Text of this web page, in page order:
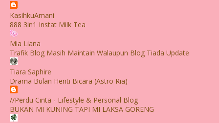
KasihkuAmani
888 3in1 Instat Milk Tea
Mia Liana
Trafik Blog Masih Maintain Walaupun Blog Tiada Update
Tiara Saphire
Drama Bulan Henti Bicara (Astro Ria)
//Perdu Cinta - Lifestyle & Personal Blog
BUKAN MI KUNING TAPI MI LAKSA GORENG